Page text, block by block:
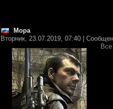
Mopa
Вторник, 23.07.2019, 07:40 |